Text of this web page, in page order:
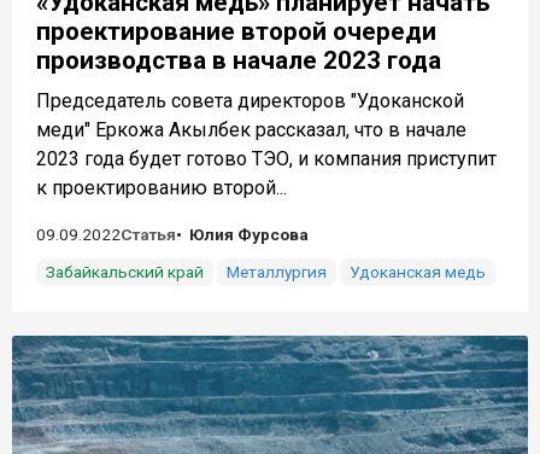
проектирование второй очереди
производства в начале 2023 года
Председатель совета директоров "Удоканской
меди" Еркожа Акылбек рассказал, что в начале
2023 года будет готово ТЭО, и компания приступит
к проектированию второй...
09.09.2022Статья
Юлия Фурсова
Забайкальский край
Металлургия Удоканская медь